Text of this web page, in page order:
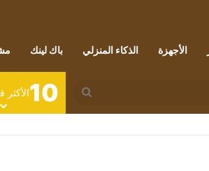
الأجهزة الذكاء المنزلي باك لينك
بحث
عن
10الأكثر